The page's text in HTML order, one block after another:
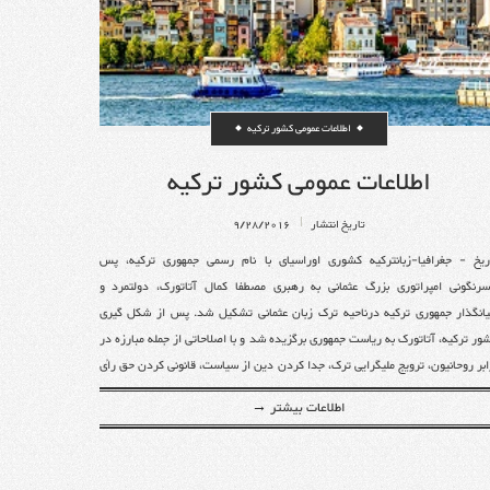
این اقامت، (5 تا 8 سال) میتوانید برای
شما نیازی به
و نگهداری
قیمت و سود
خرید ملک یا
که به
مدت و یا
ترکیه
ترکیه
روش های
شود.البته
باشید،
به طور
نظر باید
موفق به اخذ
می توانم
وجود
پاسپورت
ترکیه لازم
بودروم (Bodrum)، فتحیه (Fethiye)، مارماریس (Marmaris)، کوش آداسی
(Kuşadası)، چشمه (&Ccedil;eşme)، دیدیم (Didim)و آنالیا (Alanya)اشاره
اطلاعات عمومی کشور ترکیه
اطلاعات عمومی کشور ترکیه
تاریخ انتشار 9/28/2016
- جغرافیا-زبانترکیه کشوری اوراسیای با نام رسمی جمهوری ترکیه، پس
امپراتوری بزرگ عثمانی به رهبری مصطفا کمال آتاتورک، دولتمرد و
جمهوری ترکیه درناحیه ترک زبان عثمانی تشکیل شد. پس از شکل گیری
ترکیه، آتاتورک به ریاست جمهوری برگزیده شد و با اصلاحاتی از جمله مبارزه در
روحانیون، ترویج ملیگرایی ترک، جدا کردن دین از سیاست، قانونی کردن حق رأی
و تغییر خط عربی زبان ترکی به خط لاتین ترکیهی نوین را شکل داد.ترکیه درجنوب
شرقی اروپا و شمال غربی آسیا، دقیقا در نقطه تلاقی دو قاره آسیا و اروپا واقع شده
اطلاعات بیشتر →